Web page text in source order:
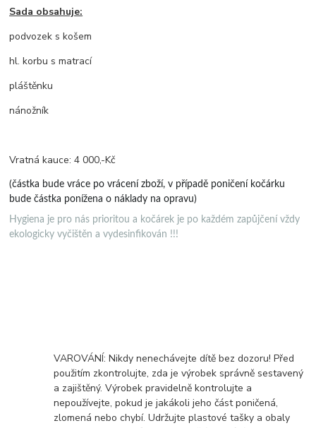
Sada obsahuje:
podvozek s košem
hl. korbu s matrací
pláštěnku
nánožník
Vratná kauce: 4 000,-Kč
(částka bude vráce po vrácení zboží, v případě poničení kočárku
bude částka ponížena o náklady na opravu)
Hygiena je pro nás prioritou a kočárek je po každém zapůjčení vždy
ekologicky vyčištěn a vydesinfikován !!!
VAROVÁNÍ: Nikdy nenechávejte dítě bez dozoru! Před
použitím zkontrolujte, zda je výrobek správně sestavený
a zajištěný. Výrobek pravidelně kontrolujte a
nepoužívejte, pokud je jakákoli jeho část poničená,
zlomená nebo chybí. Udržujte plastové tašky a obaly